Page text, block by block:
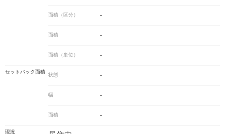
面積（区分） -
面積 -
面積（単位） -
セットバック面積
状態 -
幅 -
面積 -
現況